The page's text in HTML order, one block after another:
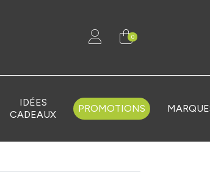
0
IDÉES
CADEAUX
PROMOTIONS